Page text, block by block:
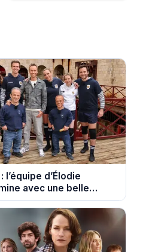
l’équipe d’Élodie
avec une belle
l'Unicef et le Refuge